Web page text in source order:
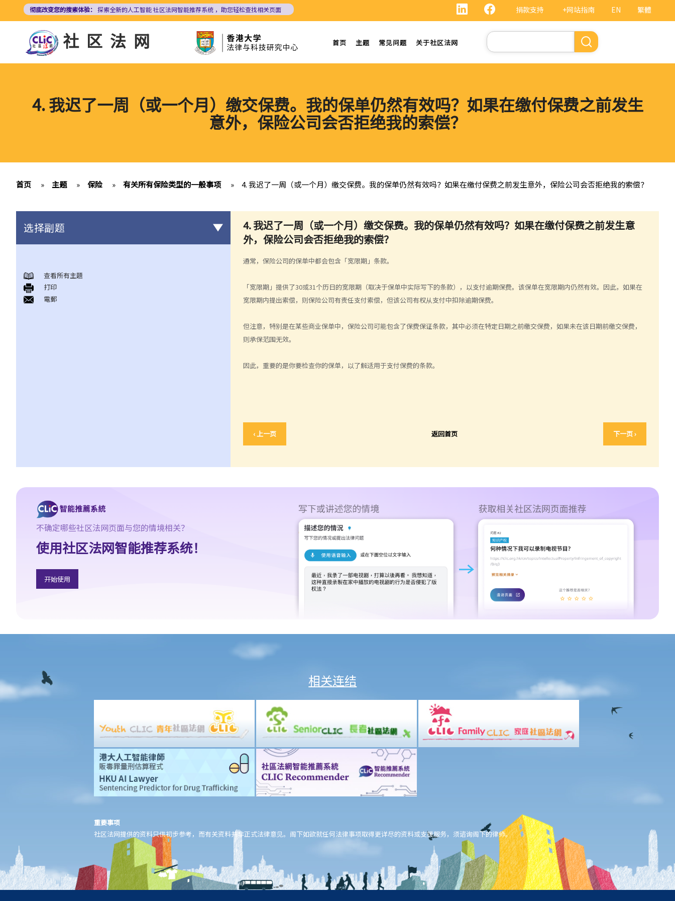
内
EN 繁體
捐款支持 +网站指南
彻底改变您的搜索体验： 探索全新的人工智能社区法网智能推荐系统 ，助您轻松查找相关页面
社区法网 首页 主题 常见问题 关于社区法网
搜
索
4. 我迟了一周（或一个月）缴交保费。我的保单仍然有效吗？如果在缴付保费之前发生
意外，保险公司会否拒绝我的索偿？
首页 » 主题 » 保险 » 有关所有保险类型的一般事项 » 4. 我迟了一周（或一个月）缴交保费。我的保单仍然有效吗？如果在缴付保费之前发生意外，保险公司会否拒绝我的索偿？
4.我迟了一周（或一个月）缴交保费。我的保单仍然有效吗？如果在缴付保费之前发生意
外，保险公司会否拒绝我的索偿？
通常，保险公司的保单中都会包含「宽限期」条款。
「宽限期」提供了30或31个历日的宽限期（取决于保单中实际写下的条款），以支付逾期保费。该保单在宽限期内仍然有效。因此，如果在
宽限期内提出索偿，则保险公司有责任支付索偿，但该公司有权从支付中扣除逾期保费。
但注意，特别是在某些商业保单中，保险公司可能包含了保费保证条款，其中必须在特定日期之前缴交保费，如果未在该日期前缴交保费，
则承保范围无效。
因此，重要的是你要检查你的保单，以了解适用于支付保费的条款。
‹ 上一页 返回首页 下一页 ›
选择副题
1. 投保人或保单持有人可能没有向保险公司披露所有个人资料。没
有这样的披露会导致索偿被拒绝吗？哪些重要事实必须披露？
2. 除上述问题外，若一些没有披露的资料与该项索偿无关（例如，
1. 保险中介人有两类─保险代理（insurance agent） 和保险经纪
（insurance broker）。两者的角色或职责有甚么分别？他们的专
业资格又有何不同？他们是否需要在认可机构注册后才可工作？
2. 在新的监管制度下，对持牌保险中介人、保险代理机构或保险经
纪公司负责人有甚么要求?
3. 持牌保险中介人须遵从任何专业操守守则吗?
4. 保险业监管局有甚么权力持牌保险中介人确保保险中介人遵从法
规，以及处理他们的不当行为?
6. 保险代理利用虚假资料诱导我购买保险。我可否终止该保单合约
可以这样处理保费吗？
b. 保险科技及虚拟保险公司
2. 透过虚拟保险公司的全数码分销渠道购买保险有何潜在好处?
3. 若我透过虚拟保险公司的全数码分销渠道购买保险，或使用保险
科技来处理与保险相关的事务，有甚么要注意?
A. 人寿保险（包括退休保障产品）
1. 「冷静期」是甚么？如果我刚刚购买了一份人寿保险，但几天后
2. 我正考虑把现有的人寿保险保单转到另一间保险公司，我需考虑
哪些因素？我可向谁征询意见？
3. 我如何在购买长期保险保单前，得知该保单的利益说明?
4. 我为何需要在购买长期保险保单前，提供资料以填写财务需要分
析报表?
查看所有主題
打印
電郵
不确定哪些社区法网页面与您的情境相关？
使用社区法网智能推荐系统！
开始使用
相关连结
重要事项
社区法网提供的资料只供初步参考，而有关资料并非正式法律意见。阁下如欲就任何法律事项取得更详尽的资料或支援服务，须谘询阁下的律师。